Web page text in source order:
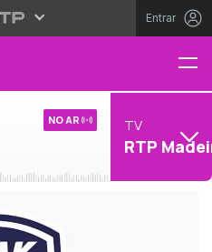
Entrar
NO AR TV
RTP